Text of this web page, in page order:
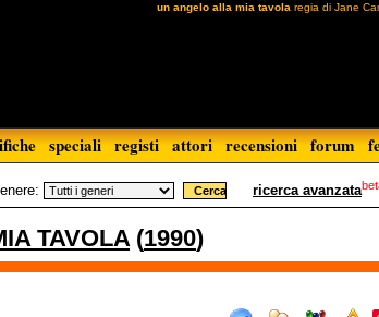
un angelo alla mia tavola regia di Jane
speciali registi attori recensioni forum
ricerca avanzata
TAVOLA(1990)